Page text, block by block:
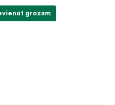
grozam